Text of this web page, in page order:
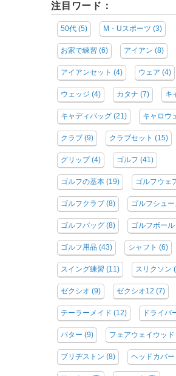
注目ワード：
50代 (5) M・Uスポーツ (3)
お家で練習 (6) アイアン (8)
アイアンセット (4) ウェア (4)
ウェッジ (4) カタナ (7) キ
キャディバッグ (21) キャロウ
クラブ (9) クラブセット (15)
グリップ(4) ゴルフ (41)
ゴルフの基本 (19) ゴルフウェ
ゴルフクラブ (8) ゴルフシュ
ゴルフバッグ (8) ゴルフボール
ゴルフ用品 (43) シャフト (6)
スイング練習 (11) スリクソン
ゼクシオ (9) ゼクシオ12 (7)
テーラーメイド (12) ドライバ
パター (9) フェアウェイウッド
ブリヂストン (8) ヘッドカバー